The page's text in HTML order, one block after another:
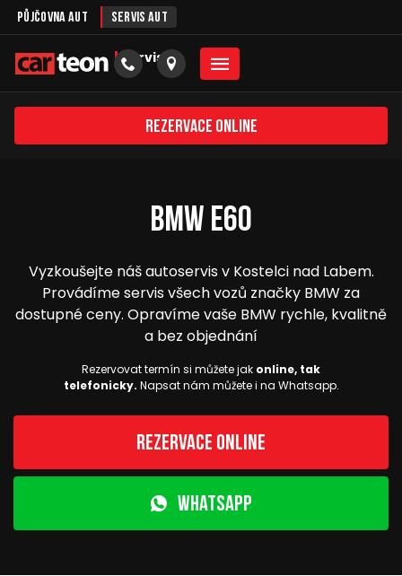
Půjčovna aut Servis aut
servis
Rezervace online
BMW E60
Vyzkoušejte náš autoservis v Kostelci nad Labem.
Provádíme servis všech vozů značky BMW za
dostupné ceny. Opravíme vaše BMW rychle, kvalitně
a bez objednání
Rezervovat termín si můžete jak online, tak
telefonicky. Napsat nám můžete i na Whatsapp.
Rezervace online
WhatsApp